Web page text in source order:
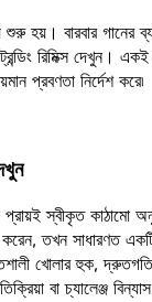
হয়। বারবার গানের
রিমিক্স দেখুন। একই
প্রবণতা নির্দেশ করে৷
প্রায়ই স্বীকৃত কাঠামো
তখন সাধারণত
খোলার হুক,
বা চ্যালেঞ্জ